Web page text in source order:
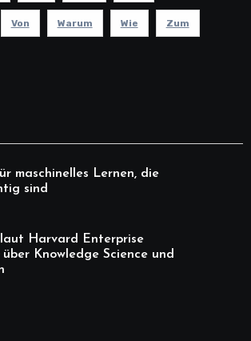
Von Warum Wie Zum
maschinelles Lernen, die
sind
Harvard Enterprise
Knowledge Science und